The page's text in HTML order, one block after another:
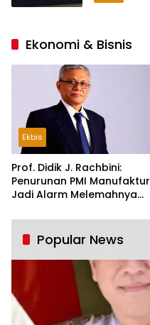
Ekonomi & Bisnis
Ekbis
Prof. Didik J. Rachbini:
Penurunan PMI Manufaktur
Jadi Alarm Melemahnya
Popular News